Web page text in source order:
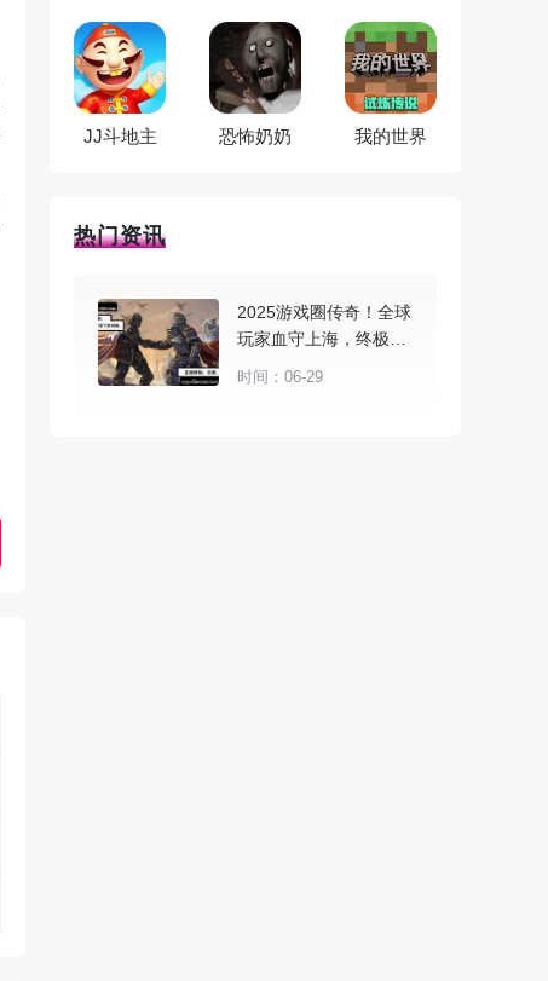
JJ斗地主 恐怖奶奶 我的世界
热门资讯
2025游戏圈传奇！全球
玩家血守上海，终极梦
想在游戏上演
时间：06-29